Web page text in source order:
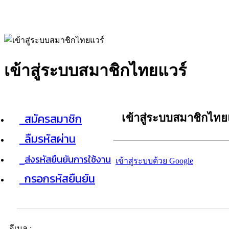
เข้าสู่ระบบสมาชิกไทยแวร์
สมัครสมาชิก
ลืมรหัสผ่าน
ส่งรหัสยืนยันการใช้งาน
กรอกรหัสยืนยัน
เข้าสู่ระบบสมาชิกไท
เข้าสู่ระบบด้วย Google